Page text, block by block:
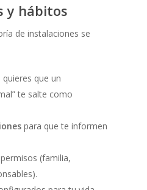
y hábitos
de instalaciones se
quieres que un
te salte como
para que te informen
(familia,